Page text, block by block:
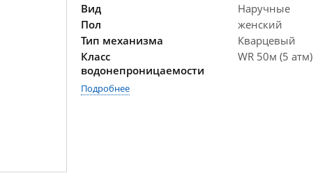
Вид
Наручные
Пол
женский
Тип механизма
Кварцевый
Класс
водонепроницаемости
WR 50м (5 атм)
Подробнее